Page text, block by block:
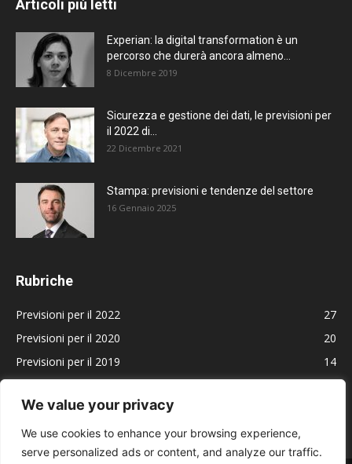
We value your privacy
We use cookies to enhance your browsing experience,
serve personalized ads or content, and analyze our traffic.
Articoli più letti
Experian: la digital transformation è un
percorso che durerà ancora almeno...
8 Dicembre 2019
Sicurezza e gestione dei dati, le previsioni per
il 2022 di...
22 Dicembre 2021
Stampa: previsioni e tendenze del settore
16 Gennaio 2025
Rubriche
Previsioni per il 2022
27
Previsioni per il 2020
20
Previsioni per il 2019
14
Previsioni per il 2025